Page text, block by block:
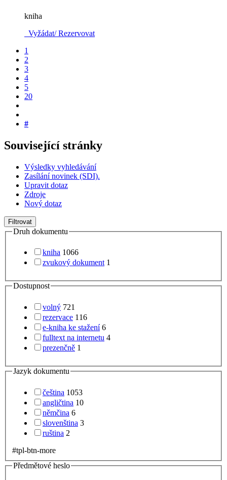
kniha
Vyžádat/ Rezervovat
1
2
3
4
5
20
#
Související stránky
Výsledky vyhledávání
Zasílání novinek (SDI).
Upravit dotaz
Zdroje
Nový dotaz
Filtrovat
Druh dokumentu
kniha 1066
zvukový dokument 1
Dostupnost
volný 721
rezervace 116
e-kniha ke stažení 6
fulltext na internetu 4
prezenčně 1
Jazyk dokumentu
čeština 1053
angličtina 10
němčina 6
slovenština 3
ruština 2
#tpl-btn-more
Předmětové heslo